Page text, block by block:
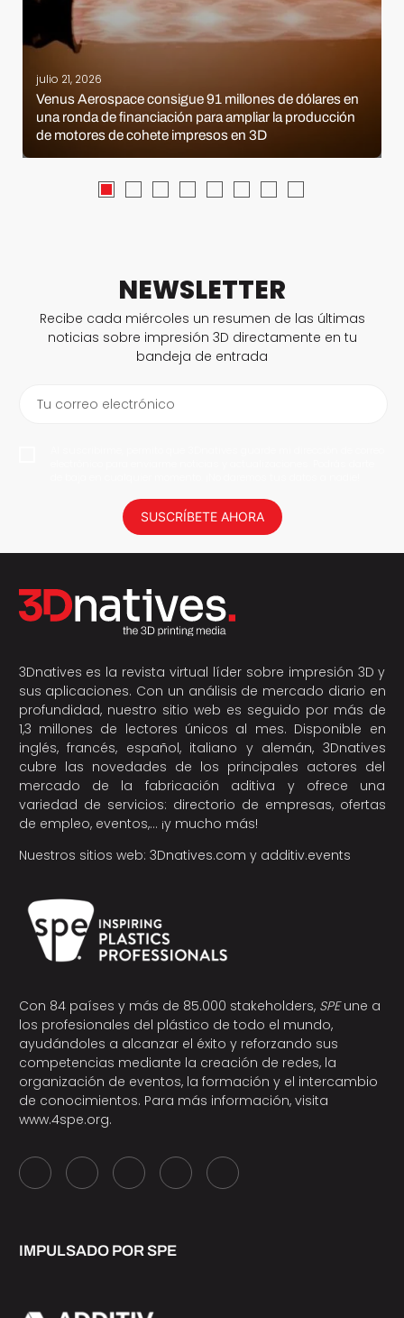
julio 21, 2026
Venus Aerospace consigue 91 millones de dólares en
una ronda de financiación para ampliar la producción
de motores de cohete impresos en 3D
NEWSLETTER
Recibe cada miércoles un resumen de las últimas
noticias sobre impresión 3D directamente en tu
bandeja de entrada
Tu correo electrónico
SUSCRÍBETE AHORA
3Dnatives es la revista virtual líder sobre impresión 3D y
sus aplicaciones. Con un análisis de mercado diario en
profundidad, nuestro sitio web es seguido por más de
1,3 millones de lectores únicos al mes. Disponible en
inglés, francés, español, italiano y alemán, 3Dnatives
cubre las novedades de los principales actores del
mercado de la fabricación aditiva y ofrece una
variedad de servicios: directorio de empresas, ofertas
de empleo, eventos,… ¡y mucho más!
Nuestros sitios web: 3Dnatives.com y additiv.events
Con 84 países y más de 85.000 stakeholders, SPEune a
los profesionales del plástico de todo el mundo,
ayudándoles a alcanzar el éxito y reforzando sus
competencias mediante la creación de redes, la
organización de eventos, la formación y el intercambio
de conocimientos. Para más información, visita
www.4spe.org.
IMPULSADO POR SPE